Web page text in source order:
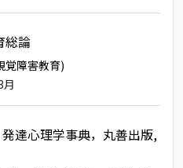
総論
覚障害教育)
月
達心理学事典，丸善出版,